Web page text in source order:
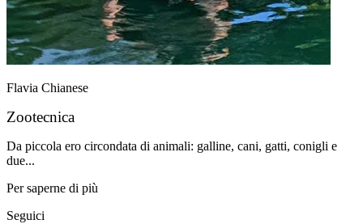
Flavia Chianese
Zootecnica
Da piccola ero circondata di animali: galline, cani, gatti, conigli e
due...
Per saperne di più
Seguici